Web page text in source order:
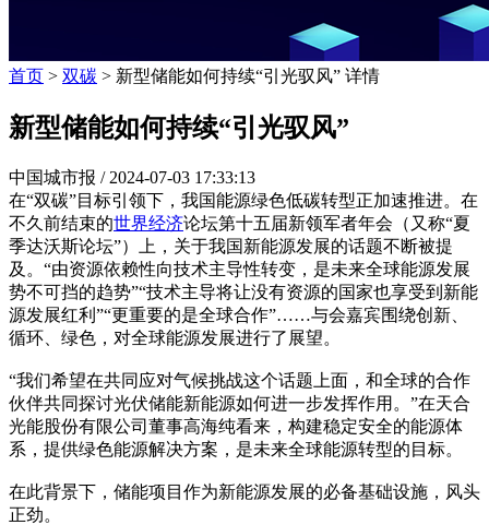
首页 > 双碳 > 新型储能如何持续“引光驭风” 详情
新型储能如何持续“引光驭风”
中国城市报 / 2024-07-03 17:33:13
在“双碳”目标引领下，我国能源绿色低碳转型正加速推进。在
不久前结束的世界经济论坛第十五届新领军者年会（又称“夏
季达沃斯论坛”）上，关于我国新能源发展的话题不断被提
及。“由资源依赖性向技术主导性转变，是未来全球能源发展
势不可挡的趋势”“技术主导将让没有资源的国家也享受到新能
源发展红利”“更重要的是全球合作”……与会嘉宾围绕创新、
循环、绿色，对全球能源发展进行了展望。
“我们希望在共同应对气候挑战这个话题上面，和全球的合作
伙伴共同探讨光伏储能新能源如何进一步发挥作用。”在天合
光能股份有限公司董事高海纯看来，构建稳定安全的能源体
系，提供绿色能源解决方案，是未来全球能源转型的目标。
在此背景下，储能项目作为新能源发展的必备基础设施，风头
正劲。